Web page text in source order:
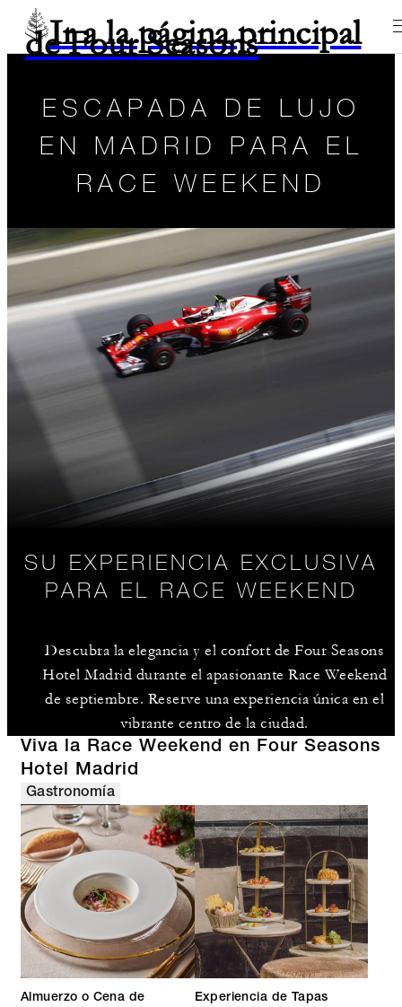
Ir a la página principal
de Four Seasons
ESCAPADA DE LUJO
EN MADRID PARA EL
RACE WEEKEND
SU EXPERIENCIA EXCLUSIVA
PARA EL RACE WEEKEND
Descubra la elegancia y el confort de Four Seasons
Hotel Madrid durante el apasionante Race Weekend
de septiembre. Reserve una experiencia única en el
vibrante centro de la ciudad.
Viva la Race Weekend en Four Seasons
Hotel Madrid
Gastronomía
Almuerzo o Cena de
Experiencia de Tapas